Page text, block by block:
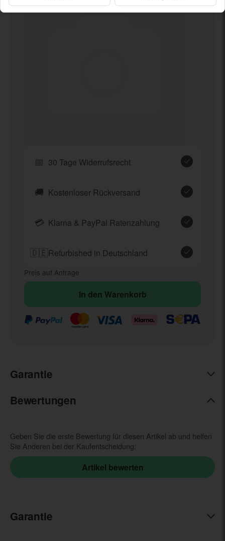
📅 30 Tage Widerrufsrecht
🚚 Kostenloser Rückversand
💳 Klarna & PayPal Ratenzahlung
🇩🇪Refurbished in Deutschland
Preis auf Anfrage
In den Warenkorb
Garantie
Bewertungen
Geben Sie die erste Bewertung für diesen Artikel ab und helfen
Sie Anderen bei der Kaufentscheidung:
Garantie